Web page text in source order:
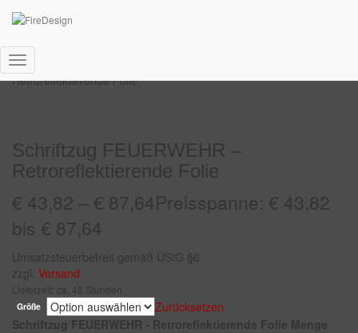
Navigation
umschalten
Start
Retroreflektierende Folie
Schriftzug FEUERWEHR –
Retroreflektierende Folie
€ 43,82 – € 87,64Preisspanne: € 43,82
bis € 87,64
Umsatzsteuerbefreit gemäß UStG §6
zzgl. Versand
Lieferzeit: ca. 48 Stunden
Größe
Zurücksetzen
Schriftzug FEUERWEHR - Retroreflektierende Folie Menge